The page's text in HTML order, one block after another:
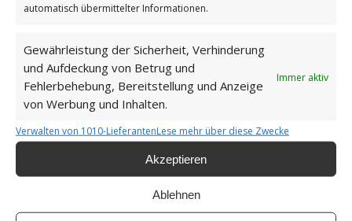
automatisch übermittelter Informationen.
Gewährleistung der Sicherheit, Verhinderung
und Aufdeckung von Betrug und
Fehlerbehebung, Bereitstellung und Anzeige
von Werbung und Inhalten.
Immer aktiv
Verwalten von 1010-LieferantenLese mehr über diese Zwecke
Akzeptieren
Ablehnen